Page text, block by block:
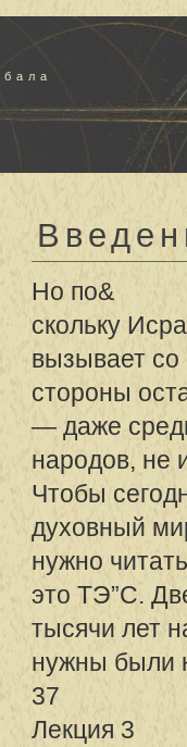
Но по&
скольку
вызывает со
стороны
— даже
народов, не
Чтобы
духовный
нужно
это ТЭ”С.
тысячи лет
нужны были
37
Лекция 3